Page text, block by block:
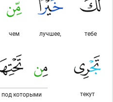
тебе
лучшее,
чем
текут
под которыми